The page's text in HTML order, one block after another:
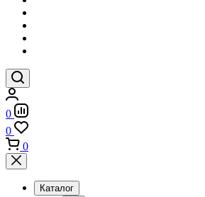
0
0
0
Каталог